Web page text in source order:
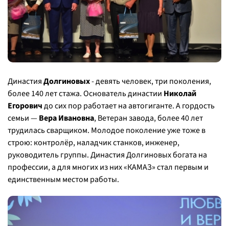
ДинастияДолгиновых- девять человек, три поколения,
более 140 лет стажа. Основатель династии Николай
Егоровичдо сих пор работает на автогиганте. А гордость
семьи — Вера Ивановна, Ветеран завода, более 40 лет
трудилась сварщиком. Молодое поколение уже тоже в
строю: контролёр, наладчик станков, инженер,
руководитель группы. Династия Долгиновых богата на
профессии, а для многих из них «КАМАЗ» стал первым и
единственным местом работы.